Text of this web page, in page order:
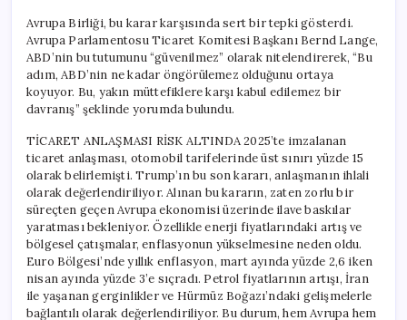
Avrupa Birliği, bu karar karşısında sert bir tepki gösterdi.
Avrupa Parlamentosu Ticaret Komitesi Başkanı Bernd Lange,
ABD’nin bu tutumunu “güvenilmez” olarak nitelendirerek, “Bu
adım, ABD’nin ne kadar öngörülemez olduğunu ortaya
koyuyor. Bu, yakın müttefiklere karşı kabul edilemez bir
davranış” şeklinde yorumda bulundu.
TİCARET ANLAŞMASI RİSK ALTINDA 2025’te imzalanan
ticaret anlaşması, otomobil tarifelerinde üst sınırı yüzde 15
olarak belirlemişti. Trump’ın bu son kararı, anlaşmanın ihlali
olarak değerlendiriliyor. Alınan bu kararın, zaten zorlu bir
süreçten geçen Avrupa ekonomisi üzerinde ilave baskılar
yaratması bekleniyor. Özellikle enerji fiyatlarındaki artış ve
bölgesel çatışmalar, enflasyonun yükselmesine neden oldu.
Euro Bölgesi’nde yıllık enflasyon, mart ayında yüzde 2,6 iken
nisan ayında yüzde 3’e sıçradı. Petrol fiyatlarının artışı, İran
ile yaşanan gerginlikler ve Hürmüz Boğazı’ndaki gelişmelerle
bağlantılı olarak değerlendiriliyor. Bu durum, hem Avrupa hem